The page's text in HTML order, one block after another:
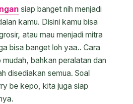
siap banget nih menjadi
kamu. Disini kamu bisa
atau mau menjadi mitra
bisa banget loh yaa.. Cara
bahkan peralatan dan
disediakan semua. Soal
be kepo, kita juga siap